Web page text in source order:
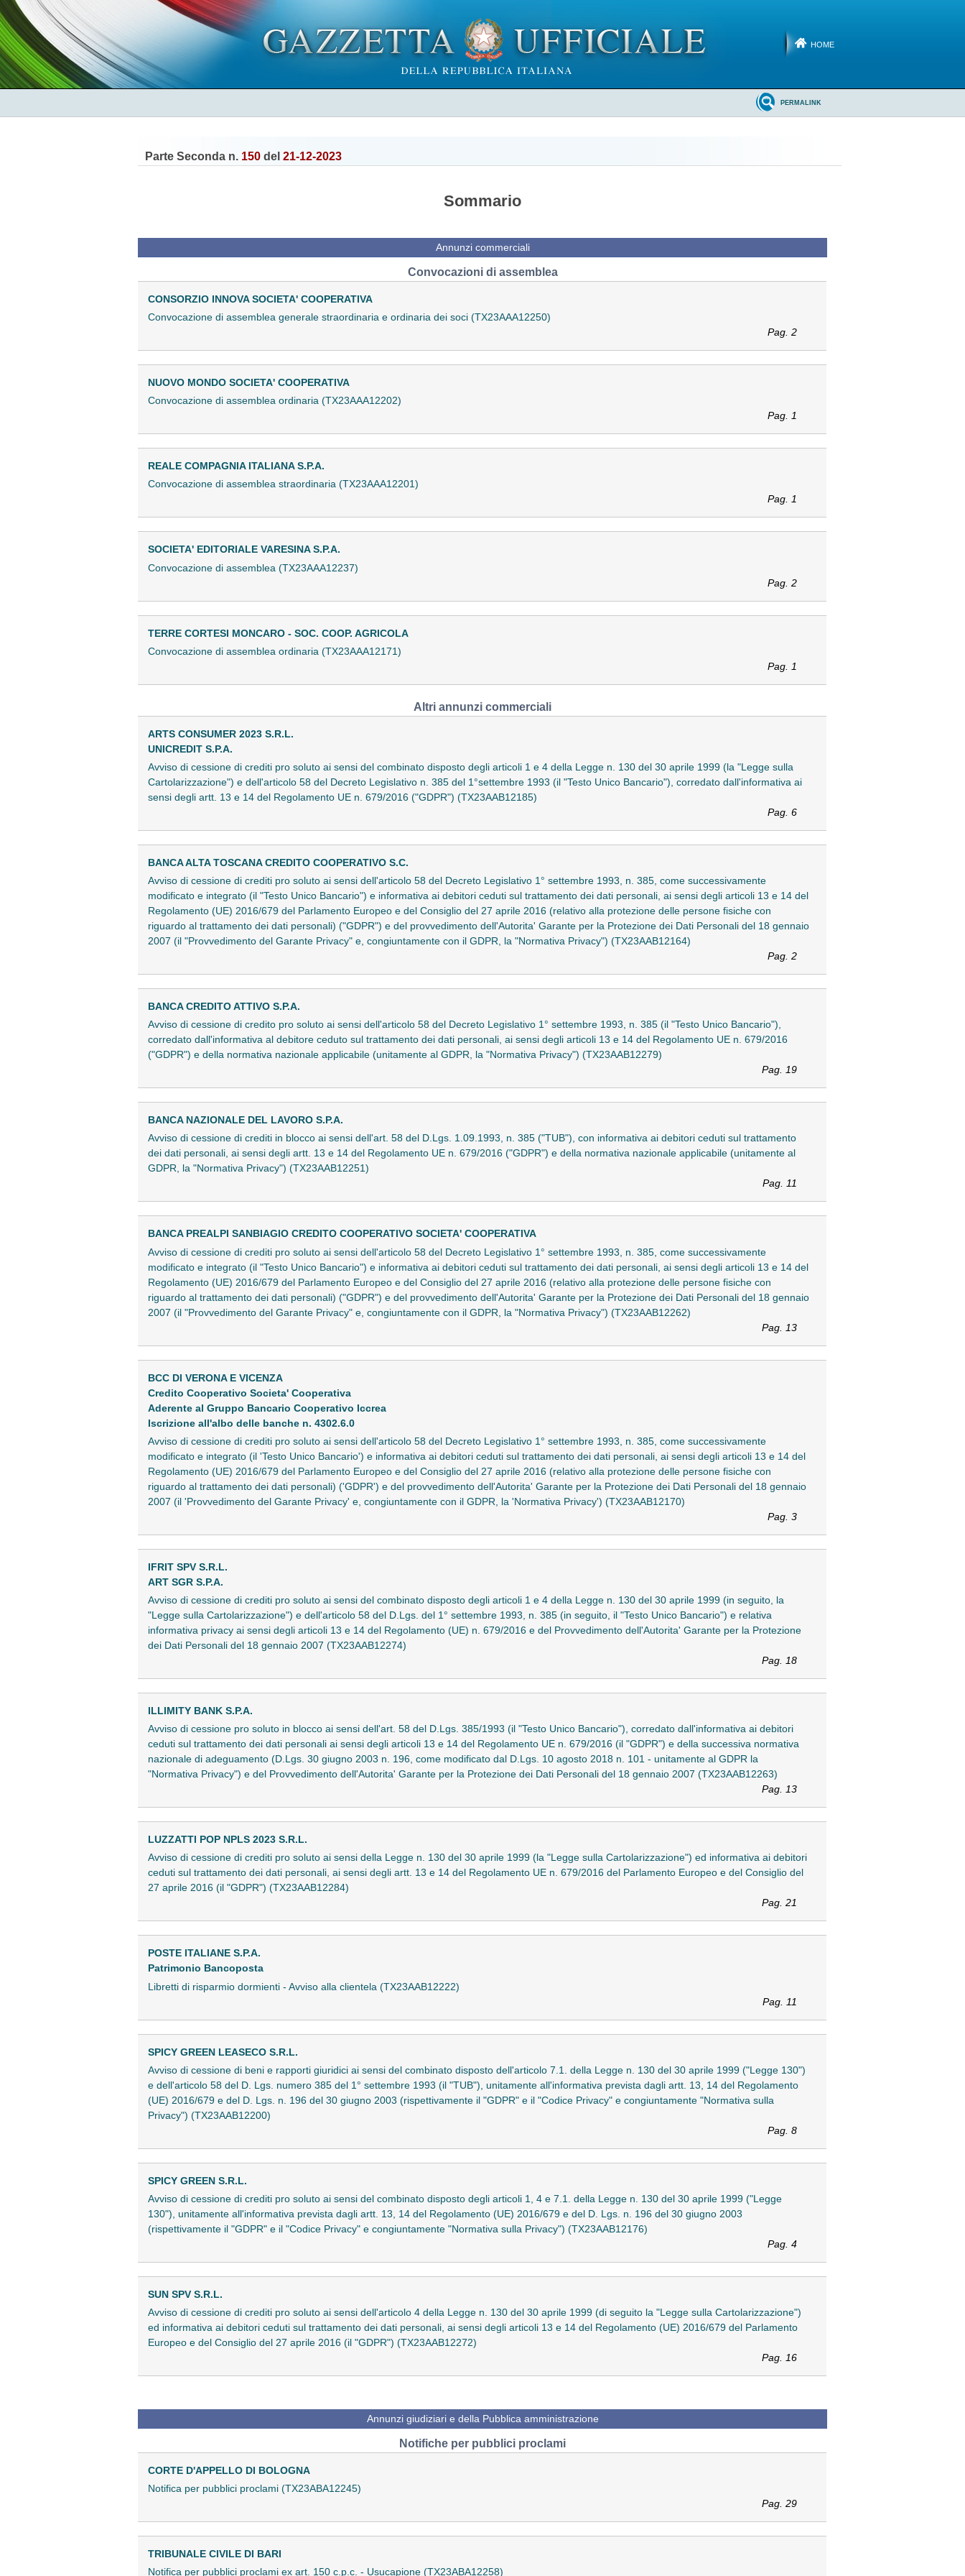
HOME
PERMALINK
Parte Seconda n. 150 del 21-12-2023
Sommario
Annunzi commerciali
Convocazioni di assemblea
CONSORZIO INNOVA SOCIETA' COOPERATIVA
Convocazione di assemblea generale straordinaria e ordinaria dei soci (TX23AAA12250)
Pag. 2
NUOVO MONDO SOCIETA' COOPERATIVA
Convocazione di assemblea ordinaria (TX23AAA12202)
Pag. 1
REALE COMPAGNIA ITALIANA S.P.A.
Convocazione di assemblea straordinaria (TX23AAA12201)
Pag. 1
SOCIETA' EDITORIALE VARESINA S.P.A.
Convocazione di assemblea (TX23AAA12237)
Pag. 2
TERRE CORTESI MONCARO - SOC. COOP. AGRICOLA
Convocazione di assemblea ordinaria (TX23AAA12171)
Pag. 1
Altri annunzi commerciali
ARTS CONSUMER 2023 S.R.L.
UNICREDIT S.P.A.
Avviso di cessione di crediti pro soluto ai sensi del combinato disposto degli articoli 1 e 4 della Legge n. 130 del 30 aprile 1999 (la "Legge sulla
Cartolarizzazione") e dell'articolo 58 del Decreto Legislativo n. 385 del 1°settembre 1993 (il "Testo Unico Bancario"), corredato dall'informativa ai
sensi degli artt. 13 e 14 del Regolamento UE n. 679/2016 ("GDPR") (TX23AAB12185)
Pag. 6
BANCA ALTA TOSCANA CREDITO COOPERATIVO S.C.
Avviso di cessione di crediti pro soluto ai sensi dell'articolo 58 del Decreto Legislativo 1° settembre 1993, n. 385, come successivamente
modificato e integrato (il "Testo Unico Bancario") e informativa ai debitori ceduti sul trattamento dei dati personali, ai sensi degli articoli 13 e 14 del
Regolamento (UE) 2016/679 del Parlamento Europeo e del Consiglio del 27 aprile 2016 (relativo alla protezione delle persone fisiche con
riguardo al trattamento dei dati personali) ("GDPR") e del provvedimento dell'Autorita' Garante per la Protezione dei Dati Personali del 18 gennaio
2007 (il "Provvedimento del Garante Privacy" e, congiuntamente con il GDPR, la "Normativa Privacy") (TX23AAB12164)
Pag. 2
BANCA CREDITO ATTIVO S.P.A.
Avviso di cessione di credito pro soluto ai sensi dell'articolo 58 del Decreto Legislativo 1° settembre 1993, n. 385 (il "Testo Unico Bancario"),
corredato dall'informativa al debitore ceduto sul trattamento dei dati personali, ai sensi degli articoli 13 e 14 del Regolamento UE n. 679/2016
("GDPR") e della normativa nazionale applicabile (unitamente al GDPR, la "Normativa Privacy") (TX23AAB12279)
Pag. 19
BANCA NAZIONALE DEL LAVORO S.P.A.
Avviso di cessione di crediti in blocco ai sensi dell'art. 58 del D.Lgs. 1.09.1993, n. 385 ("TUB"), con informativa ai debitori ceduti sul trattamento
dei dati personali, ai sensi degli artt. 13 e 14 del Regolamento UE n. 679/2016 ("GDPR") e della normativa nazionale applicabile (unitamente al
GDPR, la "Normativa Privacy") (TX23AAB12251)
Pag. 11
BANCA PREALPI SANBIAGIO CREDITO COOPERATIVO SOCIETA' COOPERATIVA
Avviso di cessione di crediti pro soluto ai sensi dell'articolo 58 del Decreto Legislativo 1° settembre 1993, n. 385, come successivamente
modificato e integrato (il "Testo Unico Bancario") e informativa ai debitori ceduti sul trattamento dei dati personali, ai sensi degli articoli 13 e 14 del
Regolamento (UE) 2016/679 del Parlamento Europeo e del Consiglio del 27 aprile 2016 (relativo alla protezione delle persone fisiche con
riguardo al trattamento dei dati personali) ("GDPR") e del provvedimento dell'Autorita' Garante per la Protezione dei Dati Personali del 18 gennaio
2007 (il "Provvedimento del Garante Privacy" e, congiuntamente con il GDPR, la "Normativa Privacy") (TX23AAB12262)
Pag. 13
BCC DI VERONA E VICENZA
Credito Cooperativo Societa' Cooperativa
Aderente al Gruppo Bancario Cooperativo Iccrea
Iscrizione all'albo delle banche n. 4302.6.0
Avviso di cessione di crediti pro soluto ai sensi dell'articolo 58 del Decreto Legislativo 1° settembre 1993, n. 385, come successivamente
modificato e integrato (il 'Testo Unico Bancario') e informativa ai debitori ceduti sul trattamento dei dati personali, ai sensi degli articoli 13 e 14 del
Regolamento (UE) 2016/679 del Parlamento Europeo e del Consiglio del 27 aprile 2016 (relativo alla protezione delle persone fisiche con
riguardo al trattamento dei dati personali) ('GDPR') e del provvedimento dell'Autorita' Garante per la Protezione dei Dati Personali del 18 gennaio
2007 (il 'Provvedimento del Garante Privacy' e, congiuntamente con il GDPR, la 'Normativa Privacy') (TX23AAB12170)
Pag. 3
IFRIT SPV S.R.L.
ART SGR S.P.A.
Avviso di cessione di crediti pro soluto ai sensi del combinato disposto degli articoli 1 e 4 della Legge n. 130 del 30 aprile 1999 (in seguito, la
"Legge sulla Cartolarizzazione") e dell'articolo 58 del D.Lgs. del 1° settembre 1993, n. 385 (in seguito, il "Testo Unico Bancario") e relativa
informativa privacy ai sensi degli articoli 13 e 14 del Regolamento (UE) n. 679/2016 e del Provvedimento dell'Autorita' Garante per la Protezione
dei Dati Personali del 18 gennaio 2007 (TX23AAB12274)
Pag. 18
ILLIMITY BANK S.P.A.
Avviso di cessione pro soluto in blocco ai sensi dell'art. 58 del D.Lgs. 385/1993 (il "Testo Unico Bancario"), corredato dall'informativa ai debitori
ceduti sul trattamento dei dati personali ai sensi degli articoli 13 e 14 del Regolamento UE n. 679/2016 (il "GDPR") e della successiva normativa
nazionale di adeguamento (D.Lgs. 30 giugno 2003 n. 196, come modificato dal D.Lgs. 10 agosto 2018 n. 101 - unitamente al GDPR la
"Normativa Privacy") e del Provvedimento dell'Autorita' Garante per la Protezione dei Dati Personali del 18 gennaio 2007 (TX23AAB12263)
Pag. 13
LUZZATTI POP NPLS 2023 S.R.L.
Avviso di cessione di crediti pro soluto ai sensi della Legge n. 130 del 30 aprile 1999 (la "Legge sulla Cartolarizzazione") ed informativa ai debitori
ceduti sul trattamento dei dati personali, ai sensi degli artt. 13 e 14 del Regolamento UE n. 679/2016 del Parlamento Europeo e del Consiglio del
27 aprile 2016 (il "GDPR") (TX23AAB12284)
Pag. 21
POSTE ITALIANE S.P.A.
Patrimonio Bancoposta
Libretti di risparmio dormienti - Avviso alla clientela (TX23AAB12222)
Pag. 11
SPICY GREEN LEASECO S.R.L.
Avviso di cessione di beni e rapporti giuridici ai sensi del combinato disposto dell'articolo 7.1. della Legge n. 130 del 30 aprile 1999 ("Legge 130")
e dell'articolo 58 del D. Lgs. numero 385 del 1° settembre 1993 (il "TUB"), unitamente all'informativa prevista dagli artt. 13, 14 del Regolamento
(UE) 2016/679 e del D. Lgs. n. 196 del 30 giugno 2003 (rispettivamente il "GDPR" e il "Codice Privacy" e congiuntamente "Normativa sulla
Privacy") (TX23AAB12200)
Pag. 8
SPICY GREEN S.R.L.
Avviso di cessione di crediti pro soluto ai sensi del combinato disposto degli articoli 1, 4 e 7.1. della Legge n. 130 del 30 aprile 1999 ("Legge
130"), unitamente all'informativa prevista dagli artt. 13, 14 del Regolamento (UE) 2016/679 e del D. Lgs. n. 196 del 30 giugno 2003
(rispettivamente il "GDPR" e il "Codice Privacy" e congiuntamente "Normativa sulla Privacy") (TX23AAB12176)
Pag. 4
SUN SPV S.R.L.
Avviso di cessione di crediti pro soluto ai sensi dell'articolo 4 della Legge n. 130 del 30 aprile 1999 (di seguito la "Legge sulla Cartolarizzazione")
ed informativa ai debitori ceduti sul trattamento dei dati personali, ai sensi degli articoli 13 e 14 del Regolamento (UE) 2016/679 del Parlamento
Europeo e del Consiglio del 27 aprile 2016 (il "GDPR") (TX23AAB12272)
Pag. 16
Annunzi giudiziari e della Pubblica amministrazione
Notifiche per pubblici proclami
CORTE D'APPELLO DI BOLOGNA
Notifica per pubblici proclami (TX23ABA12245)
Pag. 29
TRIBUNALE CIVILE DI BARI
Notifica per pubblici proclami ex art. 150 c.p.c. - Usucapione (TX23ABA12258)